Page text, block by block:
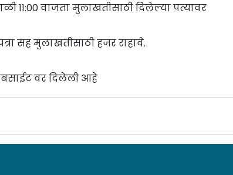
11:00 वाजता मुलाखतीसाठी दिलेल्या पत्यावर
सह मुलाखतीसाठी हजर राहावे.
वर दिलेली आहे